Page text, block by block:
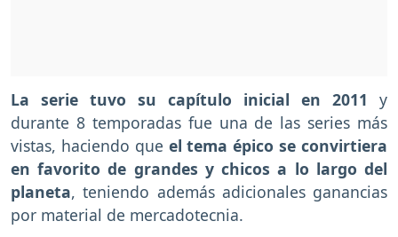
La serie tuvo su capítulo inicial en 2011 y
durante 8 temporadas fue una de las series más
vistas, haciendo que el tema épico se convirtiera
en favorito de grandes y chicos a lo largo del
planeta, teniendo además adicionales ganancias
por material de mercadotecnia.